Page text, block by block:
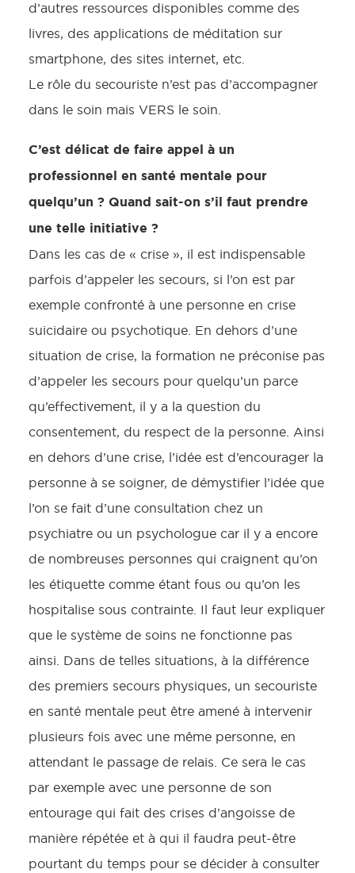
d’autres ressources disponibles comme des
livres, des applications de méditation sur
smartphone, des sites internet, etc.
Le rôle du secouriste n’est pas d’accompagner
dans le soin mais VERS le soin.
C’est délicat de faire appel à un
professionnel en santé mentale pour
quelqu’un ? Quand sait-on s’il faut prendre
une telle initiative ?
Dans les cas de « crise », il est indispensable
parfois d’appeler les secours, si l’on est par
exemple confronté à une personne en crise
suicidaire ou psychotique. En dehors d’une
situation de crise, la formation ne préconise pas
d’appeler les secours pour quelqu’un parce
qu’effectivement, il y a la question du
consentement, du respect de la personne. Ainsi
en dehors d’une crise, l’idée est d’encourager la
personne à se soigner, de démystifier l’idée que
l’on se fait d’une consultation chez un
psychiatre ou un psychologue car il y a encore
de nombreuses personnes qui craignent qu’on
les étiquette comme étant fous ou qu’on les
hospitalise sous contrainte. Il faut leur expliquer
que le système de soins ne fonctionne pas
ainsi. Dans de telles situations, à la différence
des premiers secours physiques, un secouriste
en santé mentale peut être amené à intervenir
plusieurs fois avec une même personne, en
attendant le passage de relais. Ce sera le cas
par exemple avec une personne de son
entourage qui fait des crises d’angoisse de
manière répétée et à qui il faudra peut-être
pourtant du temps pour se décider à consulter